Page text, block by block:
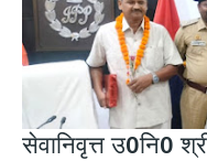
सेवानिवृत्त उ0नि0